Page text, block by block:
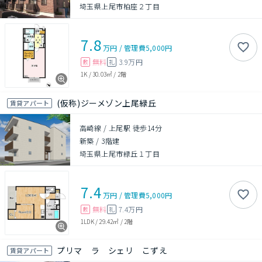
埼玉県上尾市柏座２丁目
7.8万円 /管理費5,000円
敷 無料 礼 3.9万円
1K /30.03㎡ / 2階
賃貸アパート (仮称)ジーメゾン上尾緑丘
高崎線 / 上尾駅 徒歩14分
新築 / 3階建
埼玉県上尾市緑丘１丁目
7.4万円 /管理費5,000円
敷 無料 礼 7.4万円
1LDK/ 29.42㎡ / 2階
賃貸アパート プリマ ラ シェリ こずえ